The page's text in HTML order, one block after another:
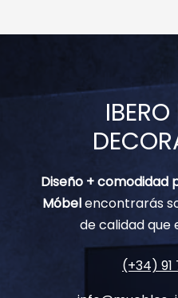
Diseño + comodidad
Móbelencontrarás
de calidad que
(+34) 91